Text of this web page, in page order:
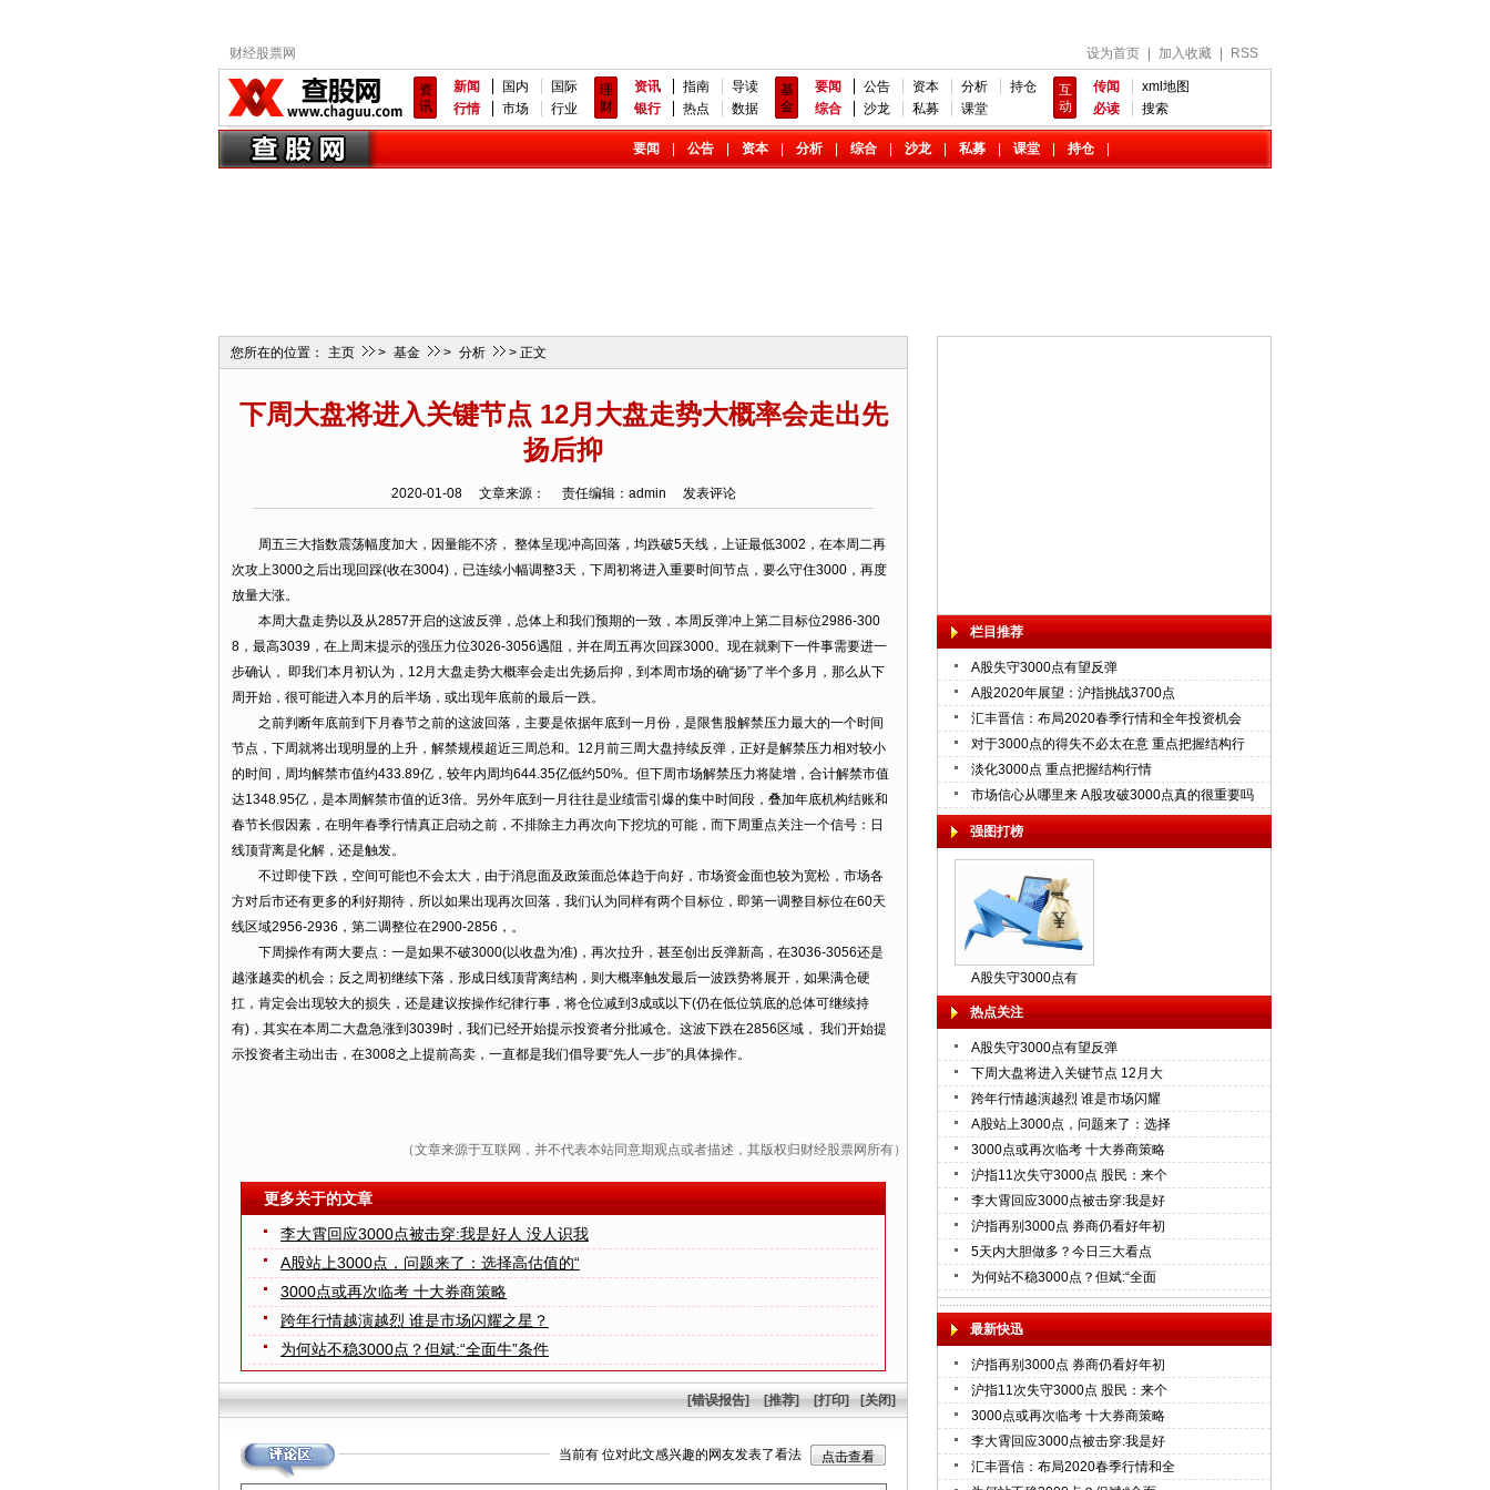
财经股票网 设为首页 加入收藏 RSS
资
讯
新闻 国内
国际
行情
市场 行业
理
财
资讯 指南
导读
银行
热点 数据
基
金
要闻 公告 资本 分析
持仓
综合
沙龙 私募 课堂
互
动
传闻
xml地图
必读
搜索
要闻 公告 资本 分析 综合 沙龙 私募 课堂 持仓
您所在的位置： 主页 > 基金 > 分析 > 正文
下周大盘将进入关键节点 12月大盘走势大概率会走出先
扬后抑
2020-01-08 文章来源： 责任编辑：admin 发表评论
周五三大指数震荡幅度加大，因量能不济， 整体呈现冲高回落，均跌破5天线，上证最低3002，在本周二再
次攻上3000之后出现回踩(收在3004)，已连续小幅调整3天，下周初将进入重要时间节点，要么守住3000，再度
放量大涨。
本周大盘走势以及从2857开启的这波反弹，总体上和我们预期的一致，本周反弹冲上第二目标位2986-300
8，最高3039，在上周末提示的强压力位3026-3056遇阻，并在周五再次回踩3000。现在就剩下一件事需要进一
步确认， 即我们本月初认为，12月大盘走势大概率会走出先扬后抑，到本周市场的确“扬”了半个多月，那么从下
周开始，很可能进入本月的后半场，或出现年底前的最后一跌。
之前判断年底前到下月春节之前的这波回落，主要是依据年底到一月份，是限售股解禁压力最大的一个时间
节点，下周就将出现明显的上升，解禁规模超近三周总和。12月前三周大盘持续反弹，正好是解禁压力相对较小
的时间，周均解禁市值约433.89亿，较年内周均644.35亿低约50%。但下周市场解禁压力将陡增，合计解禁市值
达1348.95亿，是本周解禁市值的近3倍。另外年底到一月往往是业绩雷引爆的集中时间段，叠加年底机构结账和
春节长假因素，在明年春季行情真正启动之前，不排除主力再次向下挖坑的可能，而下周重点关注一个信号：日
线顶背离是化解，还是触发。
不过即使下跌，空间可能也不会太大，由于消息面及政策面总体趋于向好，市场资金面也较为宽松，市场各
方对后市还有更多的利好期待，所以如果出现再次回落，我们认为同样有两个目标位，即第一调整目标位在60天
线区域2956-2936，第二调整位在2900-2856，。
下周操作有两大要点：一是如果不破3000(以收盘为准)，再次拉升，甚至创出反弹新高，在3036-3056还是
越涨越卖的机会；反之周初继续下落，形成日线顶背离结构，则大概率触发最后一波跌势将展开，如果满仓硬
扛，肯定会出现较大的损失，还是建议按操作纪律行事，将仓位减到3成或以下(仍在低位筑底的总体可继续持
有)，其实在本周二大盘急涨到3039时，我们已经开始提示投资者分批减仓。这波下跌在2856区域， 我们开始提
示投资者主动出击，在3008之上提前高卖，一直都是我们倡导要“先人一步”的具体操作。
（文章来源于互联网，并不代表本站同意期观点或者描述，其版权归财经股票网所有）
更多关于的文章
李大霄回应3000点被击穿:我是好人 没人识我
A股站上3000点，问题来了：选择高估值的“
3000点或再次临考 十大券商策略
跨年行情越演越烈 谁是市场闪耀之星？
为何站不稳3000点？但斌:“全面牛”条件
[错误报告] [推荐] [打印] [关闭]
点击查看
当前有 位对此文感兴趣的网友发表了看法
栏目推荐
A股失守3000点有望反弹
A股2020年展望：沪指挑战3700点
汇丰晋信：布局2020春季行情和全年投资机会
对于3000点的得失不必太在意 重点把握结构行
淡化3000点 重点把握结构行情
市场信心从哪里来 A股攻破3000点真的很重要吗
强图打榜
A股失守3000点有
热点关注
A股失守3000点有望反弹
下周大盘将进入关键节点 12月大
跨年行情越演越烈 谁是市场闪耀
A股站上3000点，问题来了：选择
3000点或再次临考 十大券商策略
沪指11次失守3000点 股民：来个
李大霄回应3000点被击穿:我是好
沪指再别3000点 券商仍看好年初
5天内大胆做多？今日三大看点
为何站不稳3000点？但斌:“全面
最新快迅
沪指再别3000点 券商仍看好年初
沪指11次失守3000点 股民：来个
3000点或再次临考 十大券商策略
李大霄回应3000点被击穿:我是好
汇丰晋信：布局2020春季行情和全